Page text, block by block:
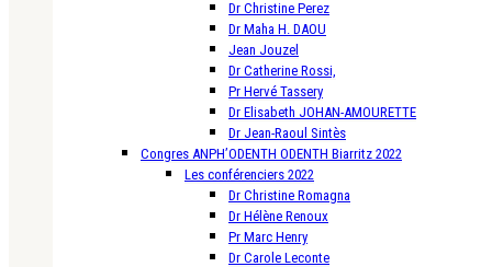
Dr Christine Perez
Dr Maha H. DAOU
Jean Jouzel
Dr Catherine Rossi,
Pr Hervé Tassery
Dr Elisabeth JOHAN-AMOURETTE
Dr Jean-Raoul Sintès
Congres ANPH’ODENTH ODENTH Biarritz 2022
Les conférenciers 2022
Dr Christine Romagna
Dr Hélène Renoux
Pr Marc Henry
Dr Carole Leconte